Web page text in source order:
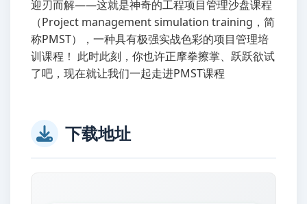
迎刃而解——这就是神奇的工程项目管理沙盘课程
（Project management simulation training，简
称PMST），一种具有极强实战色彩的项目管理培
训课程！ 此时此刻，你也许正摩拳擦掌、跃跃欲试
了吧，现在就让我们一起走进PMST课程
下载地址